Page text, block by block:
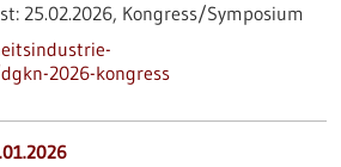
25.02.2026, Kongress/Symposium
2026-kongress